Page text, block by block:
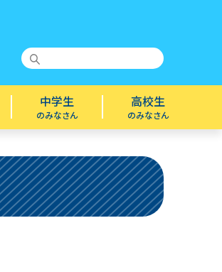
中学生
のみなさん
高校生
のみなさん